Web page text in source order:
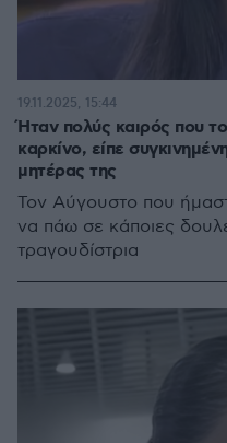
Ήταν πολύς καιρός που
καρκίνο, είπε
μητέρας της
Τον Αύγουστο που
να πάω σε κάποιες
τραγουδίστρια
19.11.2025, 15:44